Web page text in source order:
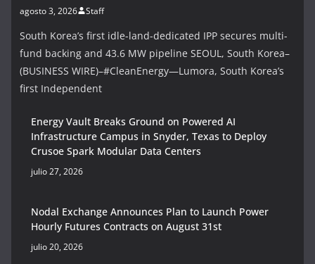
agosto 3, 2026 Staff
South Korea’s first idle-land-dedicated IPP secures multi-
fund backing and 43.6 MW pipeline SEOUL, South Korea–
(BUSINESS WIRE)–#CleanEnergy—Lumora, South Korea’s
first Independent
Energy Vault Breaks Ground on Powered AI
Infrastructure Campus in Snyder, Texas to Deploy
Crusoe Spark Modular Data Centers
julio 27, 2026
Nodal Exchange Announces Plan to Launch Power
Hourly Futures Contracts on August 31st
julio 20, 2026